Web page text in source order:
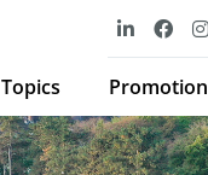
Topics Promotion